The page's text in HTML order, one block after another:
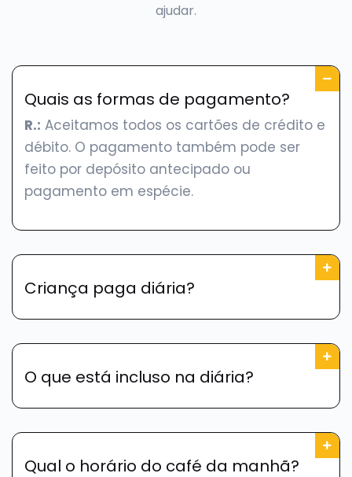
ajudar.
Quais as formas de pagamento?
R.: Aceitamos todos os cartões de crédito e
débito. O pagamento também pode ser
feito por depósito antecipado ou
pagamento em espécie.
Criança paga diária?
O que está incluso na diária?
Qual o horário do café da manhã?